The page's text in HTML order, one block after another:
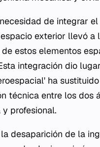
de integrar
exterior llevó a
estos elementos
integración dio
ha
técnica entre los dos
profesional.
desaparición de la